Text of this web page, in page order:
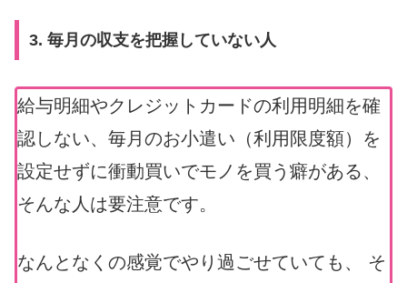
3. 毎月の収支を把握していない人
給与明細やクレジットカードの利用明細を確
認しない、毎月のお小遣い（利用限度額）を
設定せずに衝動買いでモノを買う癖がある、
そんな人は要注意です。
なんとなくの感覚でやり過ごせていても、 そ